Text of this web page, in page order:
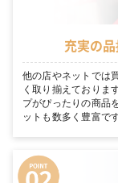
充実の
他の店やネットでは
く取り揃えておりま
プがぴったりの商品
ットも数多く豊富で